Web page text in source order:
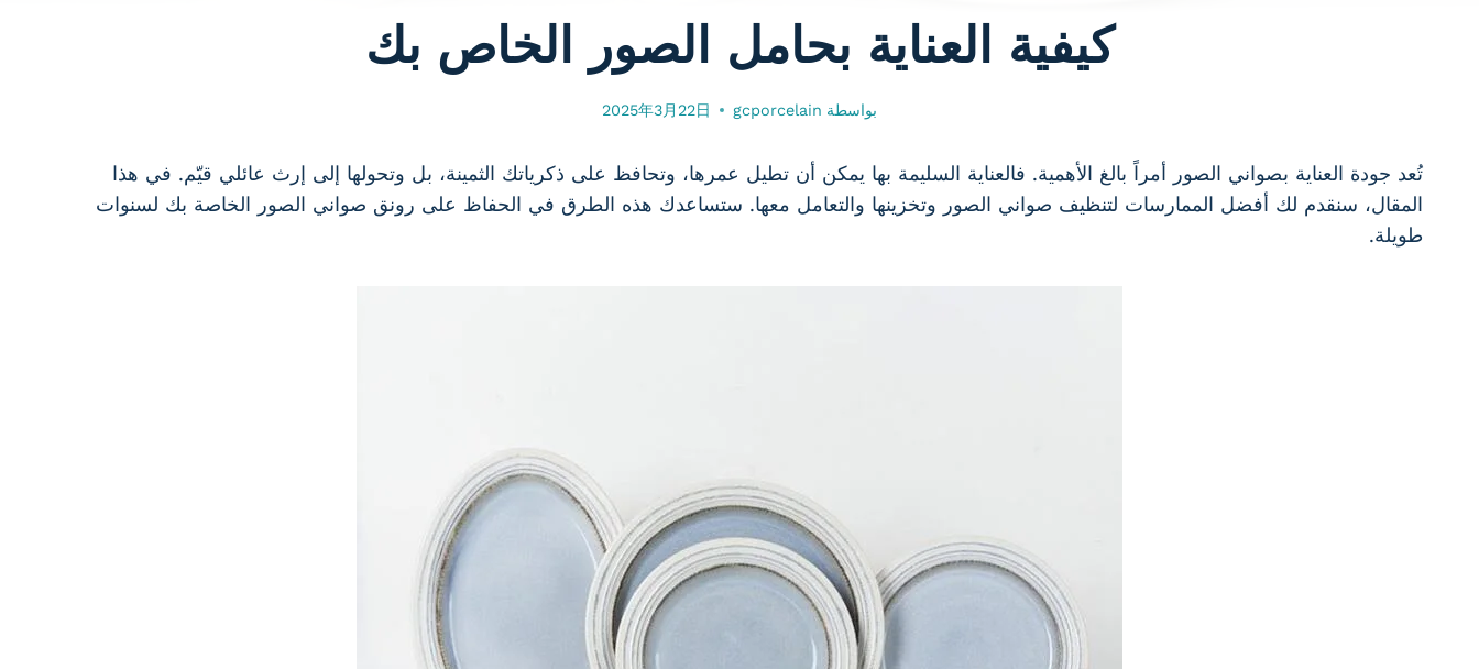
كيفية العناية بحامل الصور الخاص بك
بواسطة gcporcelain
2025年3月22日
تُعد جودة العناية بصواني الصور أمراً بالغ الأهمية. فالعناية السليمة بها يمكن أن تطيل عمرها، وتحافظ على ذكرياتك الثمينة، بل وتحولها إلى إرث عائلي قيّم. في هذا
المقال، سنقدم لك أفضل الممارسات لتنظيف صواني الصور وتخزينها والتعامل معها. ستساعدك هذه الطرق في الحفاظ على رونق صواني الصور الخاصة بك لسنوات
طويلة.